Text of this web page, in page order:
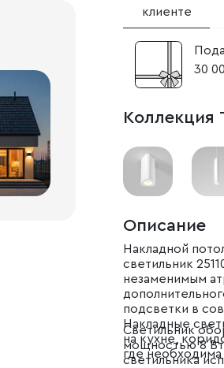
клиенте
30
Коллекция
Описание
Накладной
светильник
незаменимым
подсветки в
Накладные
на кухне,
где необходима
Светильник
мощностью 8
светильника